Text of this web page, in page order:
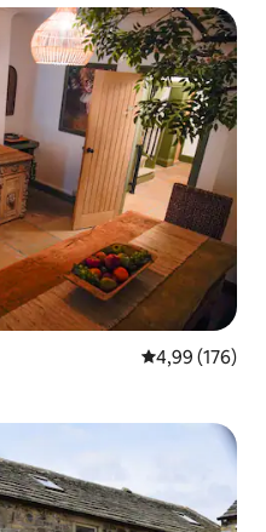
les plus aimés
Note
4,99 (176)
les plus aimés